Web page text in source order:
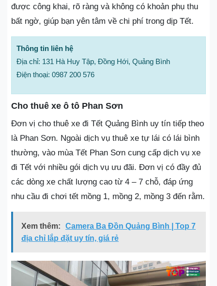
được công khai, rõ ràng và không có khoản phụ thu
bất ngờ, giúp bạn yên tâm về chi phí trong dịp Tết.
Thông tin liên hệ
Địa chỉ: 131 Hà Huy Tập, Đồng Hới, Quảng Bình
Điện thoại: 0987 200 576
Cho thuê xe ô tô Phan Sơn
Đơn vị cho thuê xe đi Tết Quảng Bình uy tín tiếp theo
là Phan Sơn. Ngoài dịch vụ thuê xe tự lái có lái bình
thường, vào mùa Tết Phan Sơn cung cấp dịch vụ xe
đi Tết với nhiều gói dịch vụ ưu đãi. Đơn vị có đầy đủ
các dòng xe chất lượng cao từ 4 – 7 chỗ, đáp ứng
nhu cầu đi chơi tết mồng 1, mồng 2, mồng 3 đến rằm.
Xem thêm:
Camera Ba Đồn Quảng Bình | Top 7
địa chỉ lắp đặt uy tín, giá rẻ